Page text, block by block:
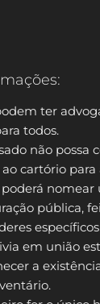
ter
todos.
não possa
cartório
pública,
em união
a